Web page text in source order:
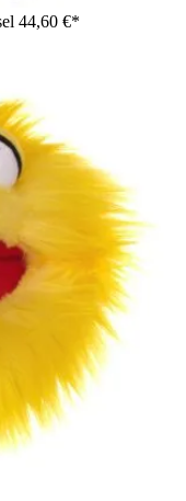
44,60 €*